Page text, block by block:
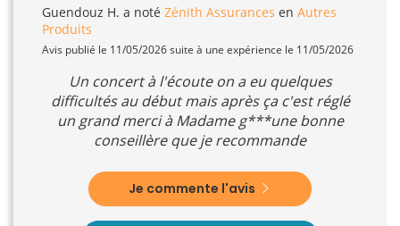
Guendouz H. a noté Zénith Assurances en Autres
Produits
Avis publié le 11/05/2026 suite à une expérience le 11/05/2026
Un concert à l'écoute on a eu quelques
difficultés au début mais après ça c'est réglé
un grand merci à Madame g***une bonne
conseillère que je recommande
Je commente l'avis